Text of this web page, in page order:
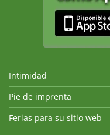
Intimidad
Pie de imprenta
Ferias para su sitio web